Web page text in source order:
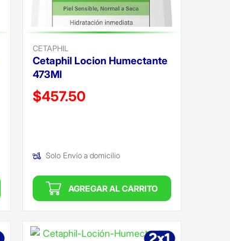
CETAPHIL
Cetaphil Locion Humectante
473Ml
Precio reducido de
$457.50
Solo Envío a domicilio
AGREGAR AL CARRITO